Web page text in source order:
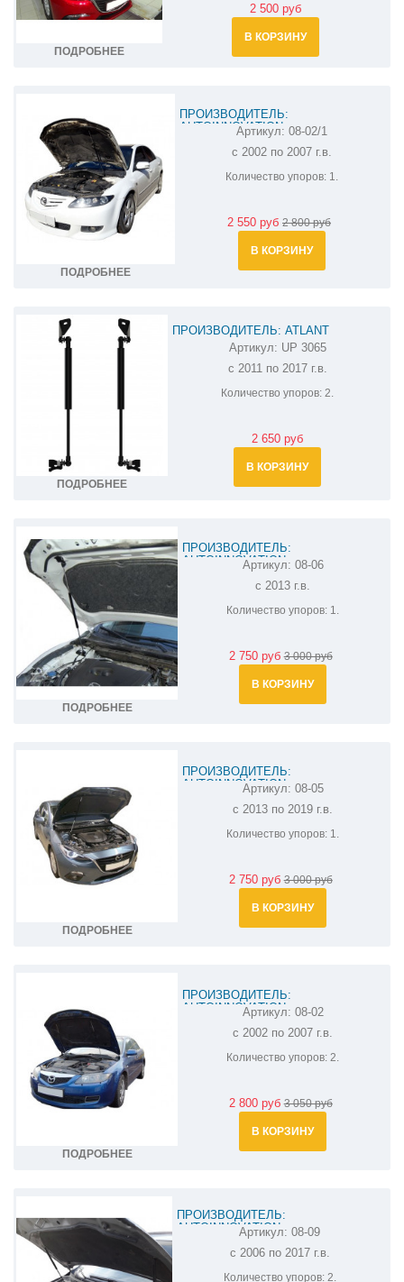
ПОДРОБНЕЕ
2 500 руб
В КОРЗИНУ
ПОДРОБНЕЕ
ПРОИЗВОДИТЕЛЬ:
AUTOINNOVATION
АМОРТИЗАТОР (УПОР) КАПОТА НА
Артикул: 08-02/1
с 2002 по 2007 г.в.
Количество упоров:1.
2 550 руб2 800 руб
В КОРЗИНУ
ПОДРОБНЕЕ
ПРОИЗВОДИТЕЛЬ: ATLANT
АМОРТИЗАТОР (УПОР) КАПОТА НА
MAZDA CX-5 UP 3065
Артикул: UP 3065
с 2011 по 2017 г.в.
Количество упоров: 2.
2 650 руб
В КОРЗИНУ
ПОДРОБНЕЕ
ПРОИЗВОДИТЕЛЬ:
AUTOINNOVATION
АМОРТИЗАТОР (УПОР) КАПОТА НА
Артикул: 08-06
с 2013 г.в.
Количество упоров: 1.
2 750 руб3 000 руб
В КОРЗИНУ
ПОДРОБНЕЕ
ПРОИЗВОДИТЕЛЬ:
AUTOINNOVATION
АМОРТИЗАТОР (УПОР) КАПОТА НА
Артикул: 08-05
с 2013 по 2019 г.в.
Количество упоров: 1.
2 750 руб3 000 руб
В КОРЗИНУ
ПОДРОБНЕЕ
ПРОИЗВОДИТЕЛЬ:
AUTOINNOVATION
АМОРТИЗАТОР (УПОР) КАПОТА НА
Артикул: 08-02
с 2002 по 2007 г.в.
Количество упоров: 2.
2 800 руб3 050 руб
В КОРЗИНУ
ПРОИЗВОДИТЕЛЬ:
AUTOINNOVATION
АМОРТИЗАТОР (УПОР) КАПОТА НА
Артикул: 08-09
с 2006 по 2017 г.в.
Количество упоров:2.